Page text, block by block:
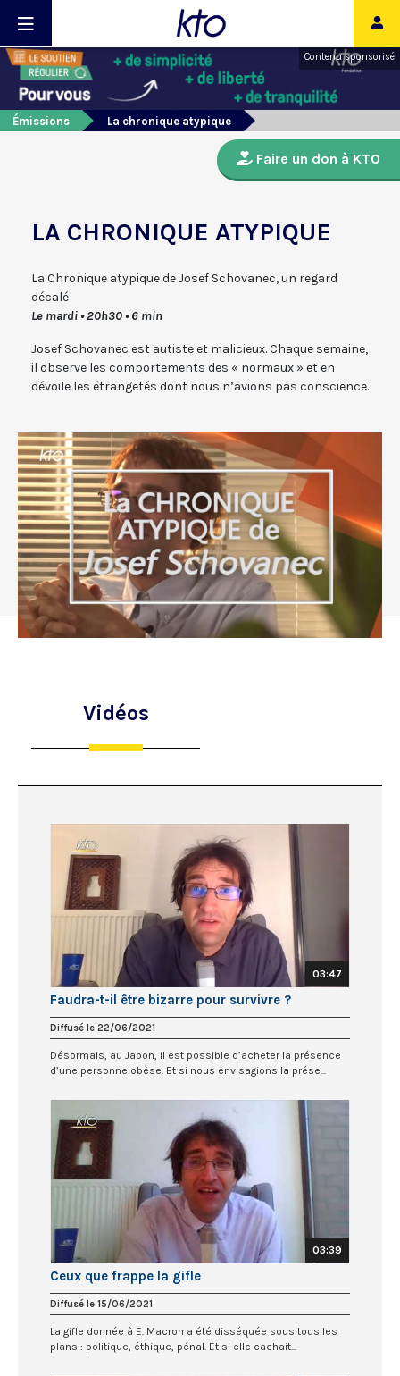
Contenu sponsorisé
Émissions La chronique atypique
Faire un don à KTO
LA CHRONIQUE ATYPIQUE
La Chronique atypique de Josef Schovanec, un regard
décalé
Le mardi • 20h30 • 6 min
Josef Schovanec est autiste et malicieux. Chaque semaine,
il observe les comportements des « normaux » et en
dévoile les étrangetés dont nous n’avions pas conscience.
Vidéos
03:47
Faudra-t-il être bizarre pour survivre ?
Diffusé le 22/06/2021
Désormais, au Japon, il est possible d’acheter la présence
d’une personne obèse. Et si nous envisagions la prése...
03:39
Ceux que frappe la gifle
Diffusé le 15/06/2021
La gifle donnée à E. Macron a été disséquée sous tous les
plans : politique, éthique, pénal. Et si elle cachait...